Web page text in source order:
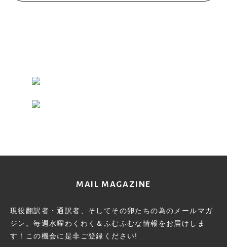
MAIL MAGAZINE
現役翻訳者・通訳者、そしてその卵たちの為のメールマガ
ジン。毎週水曜わくわく＆ふむふむな情報をお届けしま
す！この機会に 是非ご登録ください!